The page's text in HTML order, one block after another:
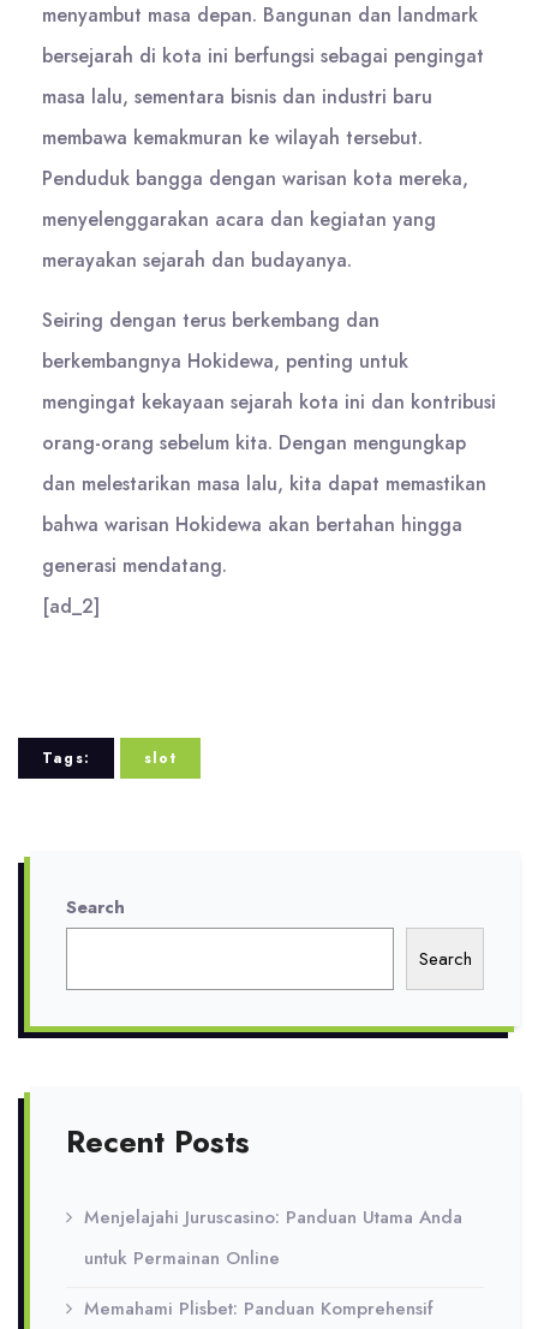
menyambut masa depan. Bangunan dan landmark
bersejarah di kota ini berfungsi sebagai pengingat
masa lalu, sementara bisnis dan industri baru
membawa kemakmuran ke wilayah tersebut.
Penduduk bangga dengan warisan kota mereka,
menyelenggarakan acara dan kegiatan yang
merayakan sejarah dan budayanya.
Seiring dengan terus berkembang dan
berkembangnya Hokidewa, penting untuk
mengingat kekayaan sejarah kota ini dan kontribusi
orang-orang sebelum kita. Dengan mengungkap
dan melestarikan masa lalu, kita dapat memastikan
bahwa warisan Hokidewa akan bertahan hingga
generasi mendatang.
[ad_2]
Tags: slot
Search
Search
Recent Posts
Menjelajahi Juruscasino: Panduan Utama Anda
untuk Permainan Online
Memahami Plisbet: Panduan Komprehensif